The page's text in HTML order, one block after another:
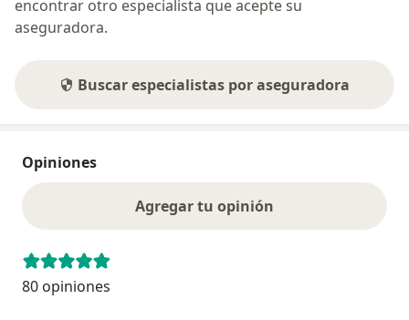
encontrar otro especialista que acepte su
aseguradora.
Buscar especialistas por aseguradora
Opiniones
Agregar tu opinión
80 opiniones